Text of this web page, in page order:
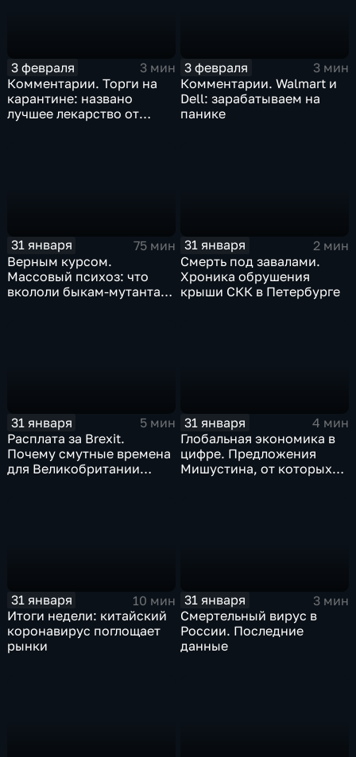
3 февраля
3 мин
Комментарии. Торги на
карантине: названо
лучшее лекарство от
3 февраля
3 мин
Комментарии. Walmart и
Dell: зарабатываем на
панике
31 января
75 мин
Верным курсом.
Массовый психоз: что
вкололи быкам-мутантам,
31 января
2 мин
Смерть под завалами.
Хроника обрушения
крыши СКК в Петербурге
31 января
5 мин
Расплата за Brexit.
Почему смутные времена
для Великобритании
31 января
4 мин
Глобальная экономика в
цифре. Предложения
Мишустина, от которых
31 января
10 мин
Итоги недели: китайский
коронавирус поглощает
рынки
31 января
3 мин
Смертельный вирус в
России. Последние
данные